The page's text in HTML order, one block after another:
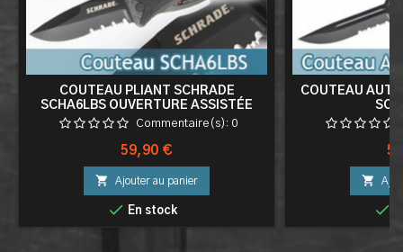
COUTEAU PLIANT SCHRADE
SCHA6LBS OUVERTURE ASSISTÉE
Commentaire(s): 0
Prix
59,90 €
 Ajouter au panier
 En stock
COUTEAU

